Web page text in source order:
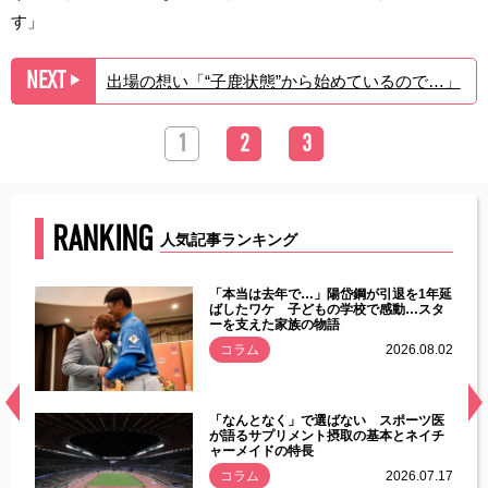
す」
NEXT ▶︎ 出場の想い「“子鹿状態”から始めているので…」
1 2 3
RANKING 人気記事ランキング
常
「本当は去年で…」陽岱鋼が引退を1年延
ばしたワケ 子どもの学校で感動…スタ
ーを支えた家族の物語
コラム
2026.08.02
「なんとなく」で選ばない スポーツ医
が語るサプリメント摂取の基本とネイチ
ャーメイドの特長
コラム
2026.07.17